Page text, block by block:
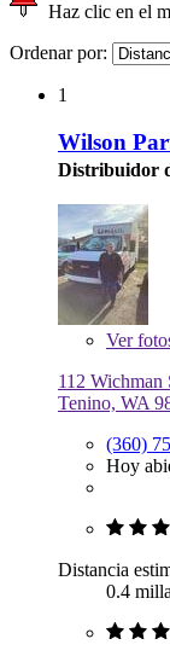
Haz clic en el
Ordenar por:
1
Wilson
Distribuidor
Ver
112 Wichman
Tenino, WA
(360)
Hoy
Distancia
0.4